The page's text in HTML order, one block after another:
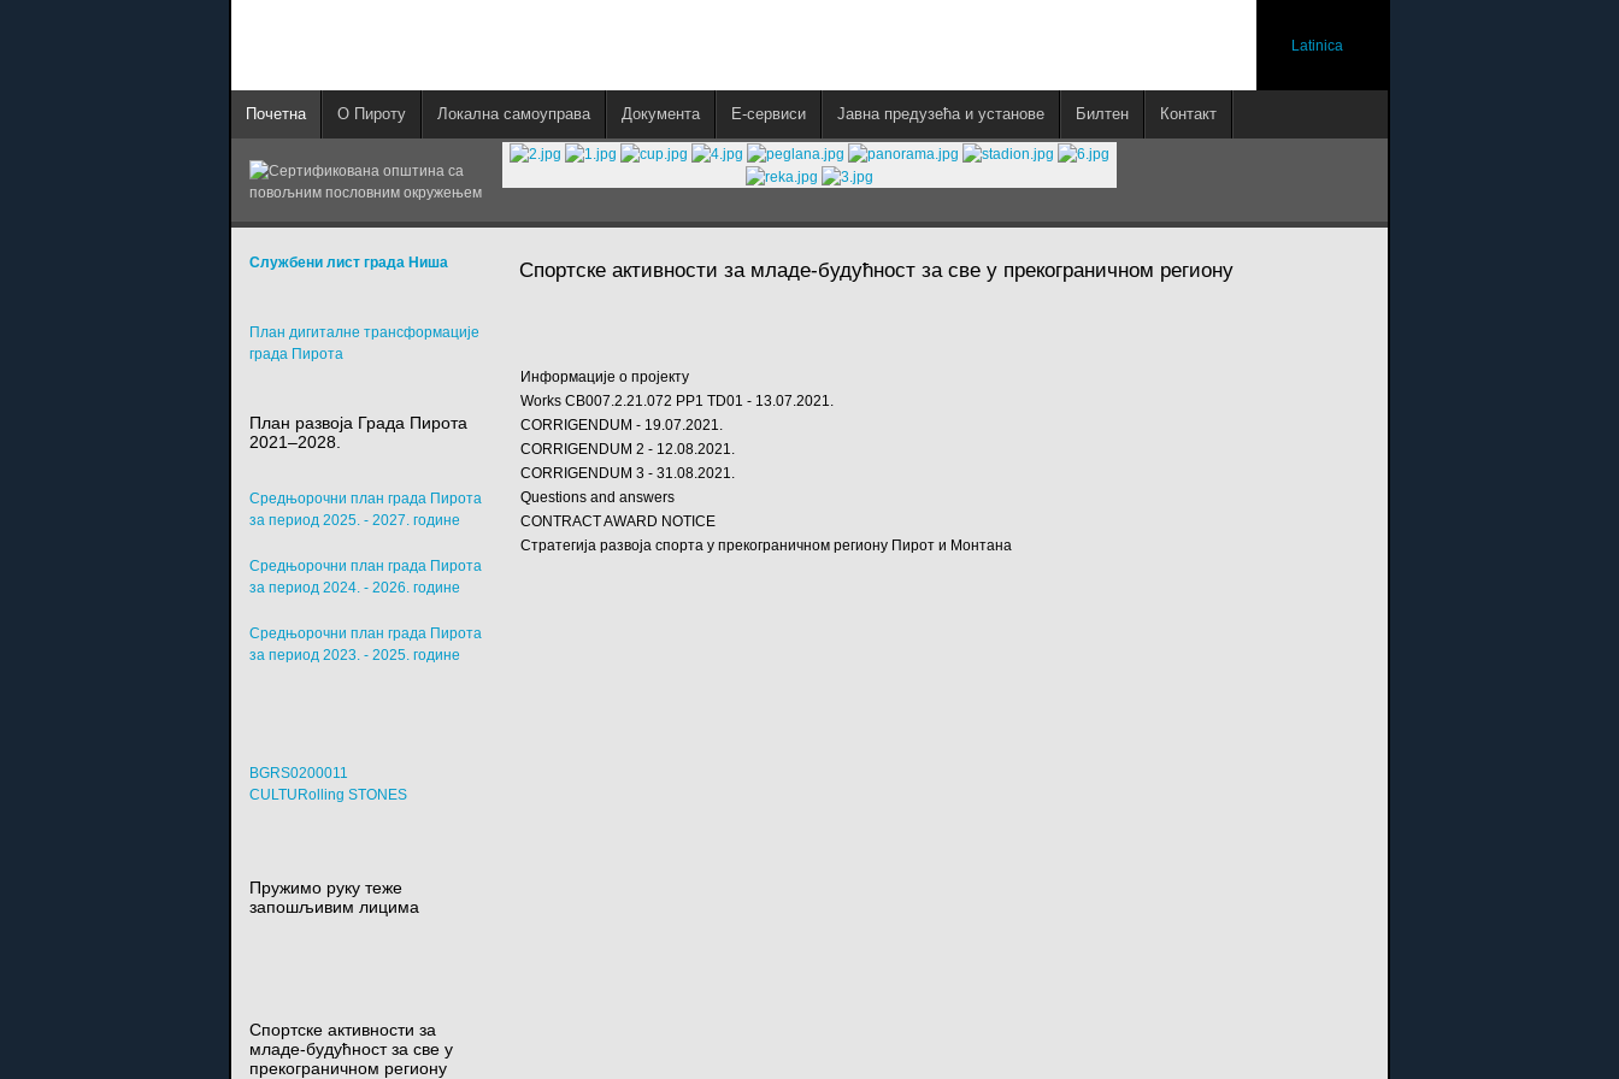
Latinica
Почетна О Пироту Локална самоуправа Документа E-сервиси Јавна предузећа и установе Билтен Контакт
Спортске активности за младе-будућност за све у прекограничном региону
Информације о пројекту
Works CB007.2.21.072 PP1 TD01 - 13.07.2021.
CORRIGENDUM - 19.07.2021.
CORRIGENDUM 2 - 12.08.2021.
CORRIGENDUM 3 - 31.08.2021.
Questions and answers
CONTRACT AWARD NOTICE
Стратегија развоја спорта у прекограничном региону Пирот и Монтана
Службени лист града Ниша
План дигиталне трансформације
града Пирота
План развоја Града Пирота
2021–2028.
Средњорочни план града Пирота
за период 2025. - 2027. године
Средњорочни план града Пирота
за период 2024. - 2026. године
Средњорочни план града Пирота
за период 2023. - 2025. године
BGRS0200011
CULTURolling STONES
Пружимо руку теже
запошљивим лицима
Спортске активности за
младе-будућност за све у
прекограничном региону